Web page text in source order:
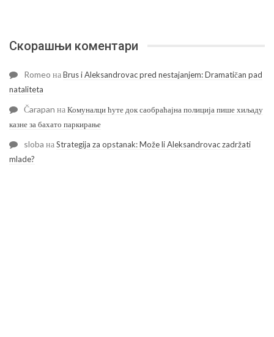
Скорашњи коментари
Romeo наBrus i Aleksandrovac pred nestajanjem: Dramatičan pad
nataliteta
Čarapan наКомуналци ћуте док саобраћајна полиција пише хиљаду
казне за бахато паркирање
sloba наStrategija za opstanak: Može li Aleksandrovac zadržati
mlade?